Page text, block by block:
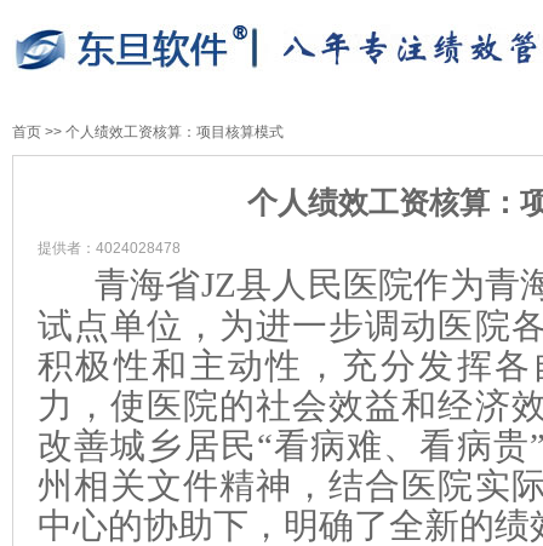
首页 >> 个人绩效工资核算：项目核算模式
个人绩效工资核算：
提供者：4024028478
青海省JZ县人民医院作为青
试点单位， 为进一步调动医院
积极性和主动性，充分发挥
力，使医院的社会效益和经济
改善城乡居民“看病难、看病贵
州相关文件精神，结合医院实
中心的协助下，明确了全新的